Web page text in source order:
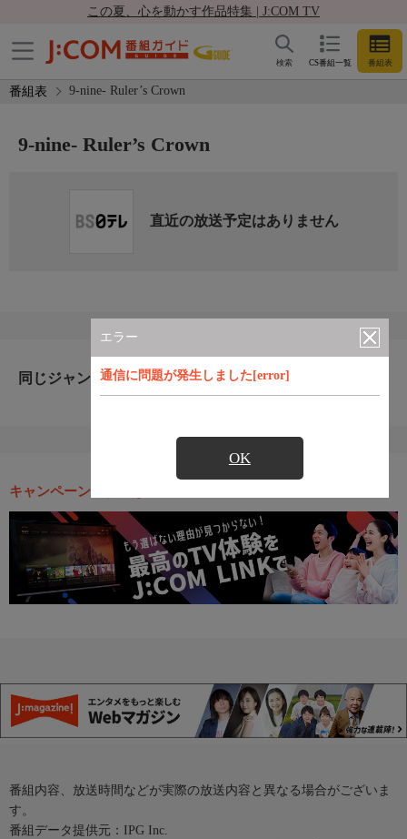
この夏、心を動かす作品特集 | J:COM TV
CS番組一覧 番組表
検索
番組表 9-nine- Ruler’s Crown
エラー
通信に問題が発生しました[error]
OK
9-nine- Ruler’s Crown
直近の放送予定はありません
同じジャンルのおすすめ番組
キャンペーン・お得な情報
番組内容、放送時間などが実際の放送内容と異なる場合がございま
す。
番組データ提供元：IPG Inc.